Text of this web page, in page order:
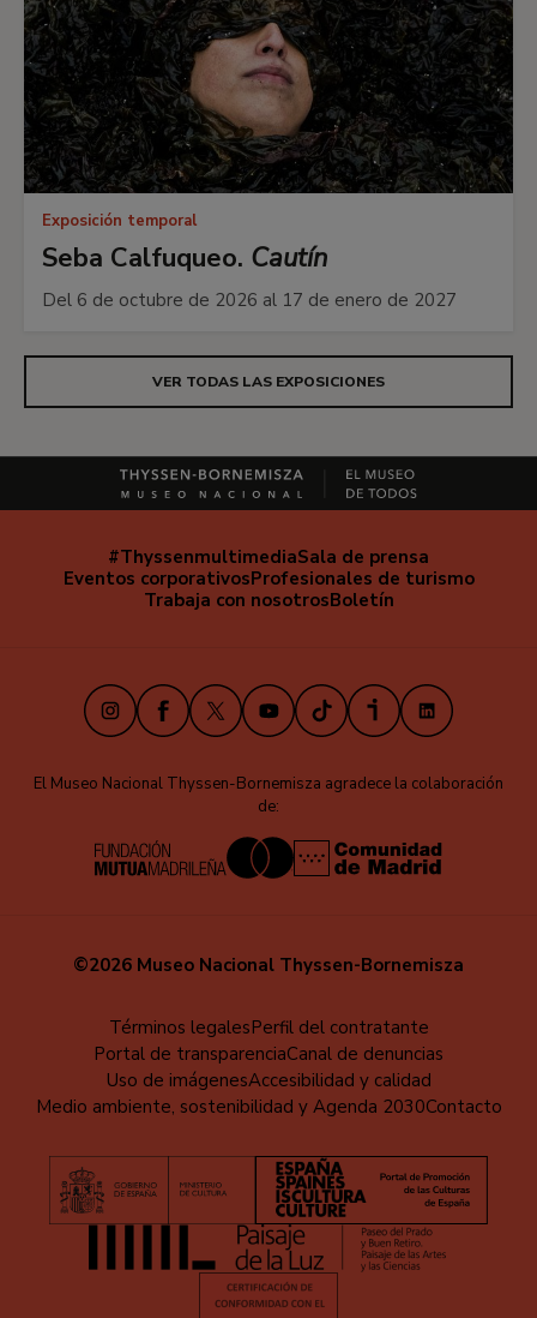
Exposición temporal
Seba Calfuqueo. Cautín
Del 6 de octubre de 2026 al 17 de enero de 2027
VER TODAS LAS EXPOSICIONES
Navegación#ThyssenmultimediaSala de prensa
Eventos corporativosProfesionales de turismo
Trabaja con nosotrosBoletín
Instagram
Facebook
X YoutubeTikTokiVooxLinkedIn
El Museo Nacional Thyssen-Bornemisza agradece la colaboración
de:
©2026 Museo Nacional Thyssen-Bornemisza
pie
Términos legalesPerfil del contratante
Portal de transparenciaCanal de denuncias
Uso de imágenesAccesibilidad y calidad
Medio ambiente, sostenibilidad y Agenda 2030Contacto